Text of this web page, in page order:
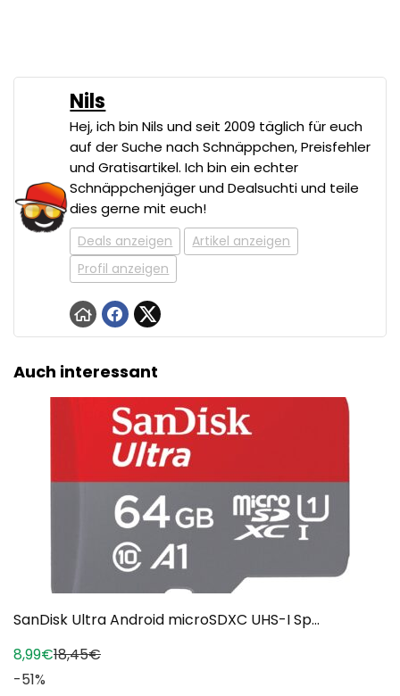
Nils
Hej, ich bin Nils und seit 2009 täglich für euch
auf der Suche nach Schnäppchen, Preisfehler
und Gratisartikel. Ich bin ein echter
Schnäppchenjäger und Dealsuchti und teile
dies gerne mit euch!
Deals anzeigen
Artikel anzeigen
Profil anzeigen
Auch interessant
SanDisk Ultra Android microSDXC UHS-I Sp...
8,99€18,45€
-51%